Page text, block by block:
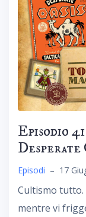
Episodio
Desperate
Episodi – 17
Cultismo tutto.
mentre vi